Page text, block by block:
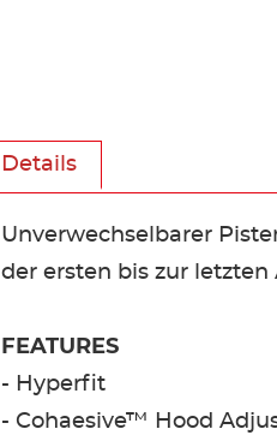
Details
Unverwechselbarer
der ersten bis zur
FEATURES
- Hyperfit
- Cohaesive™ Hood